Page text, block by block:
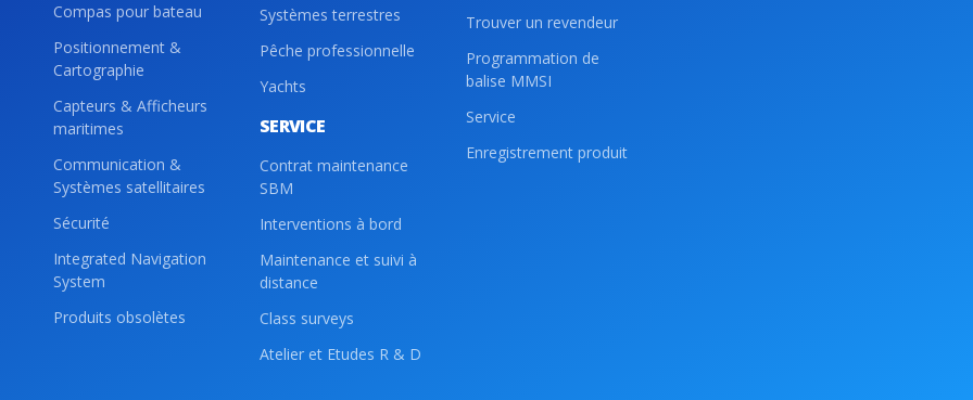
Compas pour bateau
Positionnement &
Cartographie
Capteurs & Afficheurs
maritimes
Communication &
Systèmes satellitaires
Sécurité
Integrated Navigation
System
Produits obsolètes
Systèmes terrestres
Pêche professionnelle
Yachts
SERVICE
Contrat maintenance
SBM
Interventions à bord
Maintenance et suivi à
distance
Class surveys
Atelier et Etudes R & D
Trouver un revendeur
Programmation de
balise MMSI
Service
Enregistrement produit